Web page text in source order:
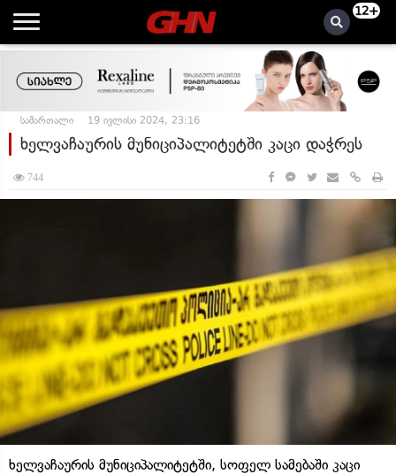
12+
სამართალი 19 ივლისი 2024, 23:16
ხელვაჩაურის მუნიციპალიტეტში კაცი დაჭრეს
744
ხელვაჩაურის მუნიციპალიტეტში, სოფელ სამებაში კაცი